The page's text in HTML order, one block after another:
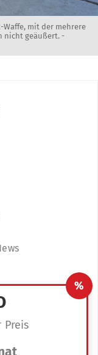
mit der mehrere
nicht geäußert. -